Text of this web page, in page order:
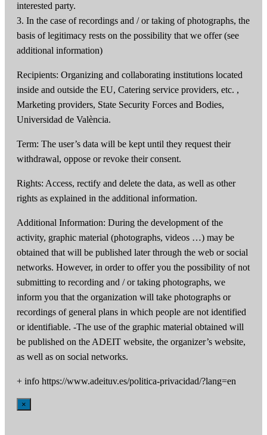
interested party.
3. In the case of recordings and / or taking of photographs, the
basis of legitimacy rests on the possibility that we offer (see
additional information)
Recipients: Organizing and collaborating institutions located
inside and outside the EU, Catering service providers, etc. ,
Marketing providers, State Security Forces and Bodies,
Universidad de València.
Term: The user’s data will be kept until they request their
withdrawal, oppose or revoke their consent.
Rights: Access, rectify and delete the data, as well as other
rights as explained in the additional information.
Additional Information: During the development of the
activity, graphic material (photographs, videos …) may be
obtained that will be published later through the web or social
networks. However, in order to offer you the possibility of not
submitting to recording and / or taking photographs, we
inform you that the organization will take photographs or
recordings of general plans in which people are not identified
or identifiable. -The use of the graphic material obtained will
be published on the ADEIT website, the organizer’s website,
as well as on social networks.
+ info https://www.adeituv.es/politica-privacidad/?lang=en
×